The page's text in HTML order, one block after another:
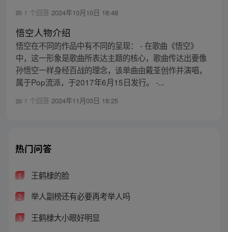
1 个回答 2024年10月10日 18:48
悟空人物介绍
悟空在不同的作品中有不同的呈现： - 在歌曲《悟空》
中，这一形象是歌曲所表达主题的核心，歌曲传达出要像
孙悟空一样身经百战的理念，该单曲由戴荃创作并演唱，
属于Pop流派，于2017年6月15日发行。 -...
1 个回答 2024年11月03日 18:25
热门问答
1 王鹤棣的脸
2 举人副榜还有必要再考举人吗
3 王鹤棣大小眼好明显